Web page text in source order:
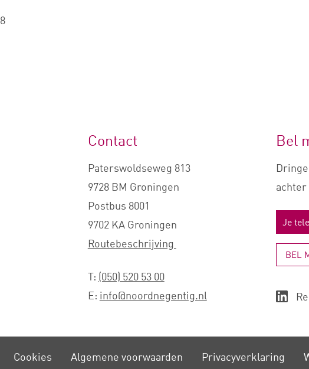
Contact
Paterswoldseweg 813
9728 BM Groningen
Postbus 8001
9702 KA Groningen
Routebeschrijving
T: (050) 520 53 00
E: info@noordnegentig.nl
Bel
achter
BEL
Cookies Algemene voorwaarden Privacy­verklaring